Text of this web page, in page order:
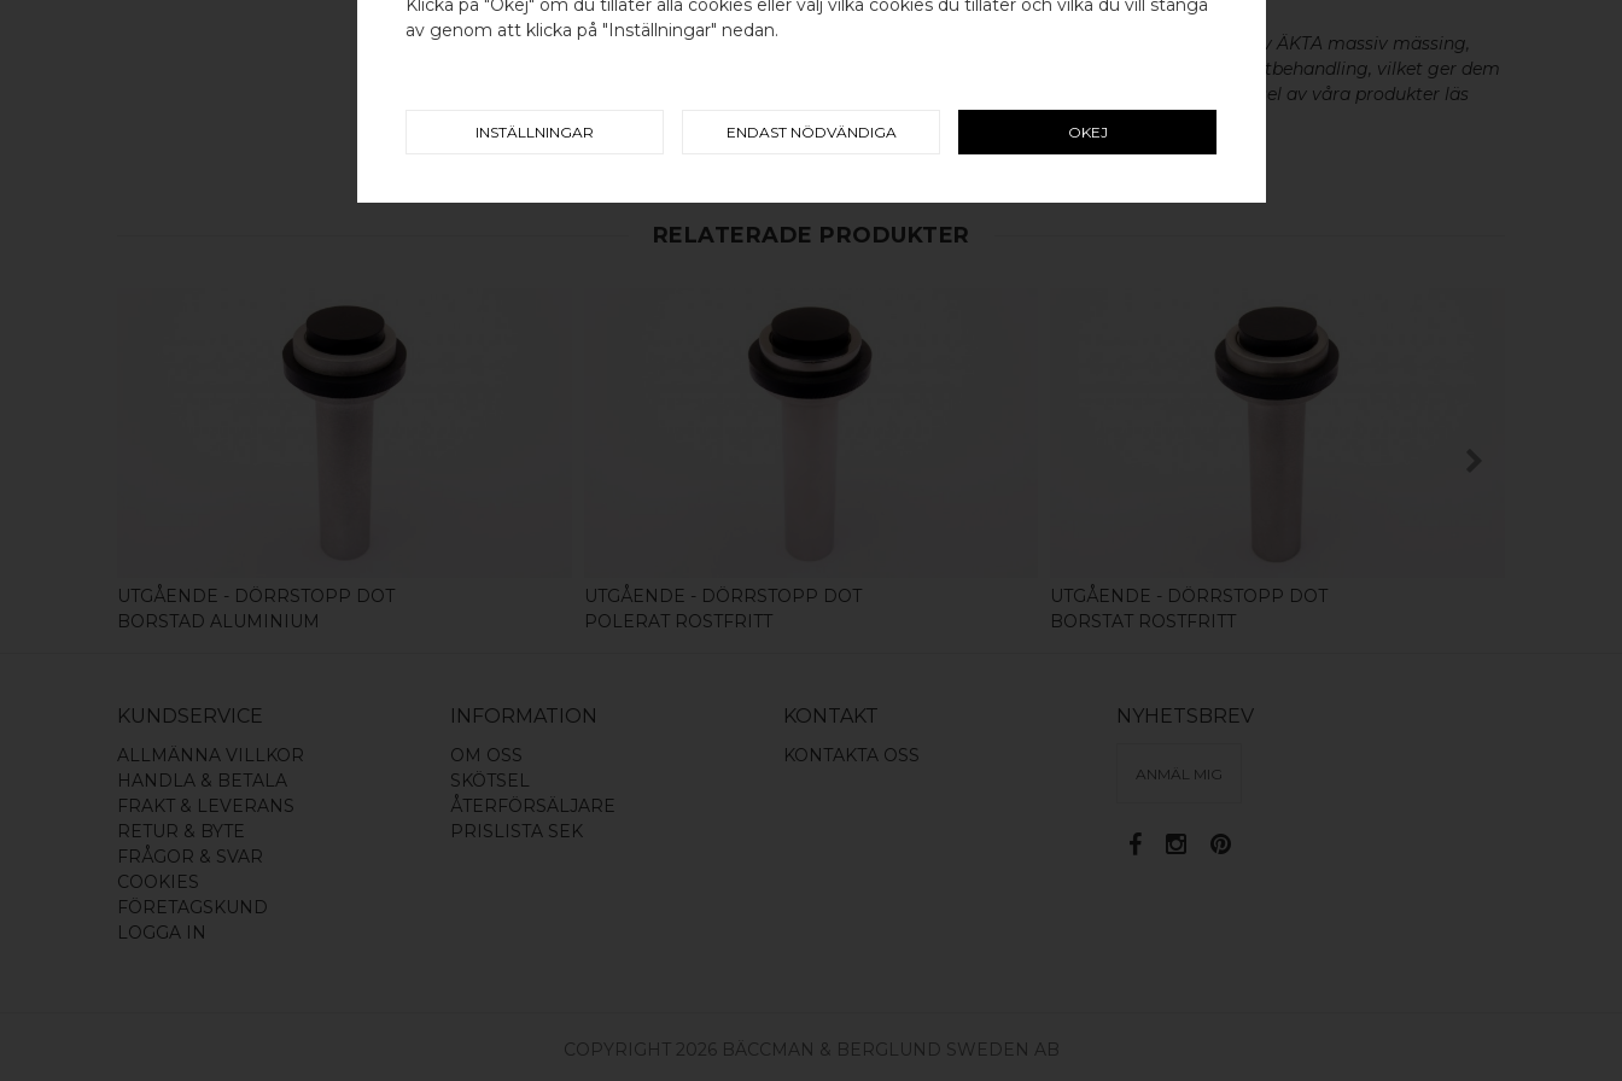
Välj land / Choose country100% ÄKTA METALL - Alla våra beslag är tillverkade av ÄKTA massiv mässing,
koppar, rostfritt stål eller aluminium utan metallisk ytbehandling, vilket ger dem
en väldigt lång livslängd och vacker patina. För skötsel av våra produkter läs
RELATERADE PRODUKTER
UTGÅENDE - DÖRRSTOPP DOT
BORSTAD ALUMINIUM
UTGÅENDE - DÖRRSTOPP DOT
POLERAT ROSTFRITT
UTGÅENDE - DÖRRSTOPP DOT
BORSTAT ROSTFRITT
KUNDSERVICE
ALLMÄNNA VILLKOR
HANDLA & BETALA
FRAKT & LEVERANS
RETUR & BYTE
FRÅGOR & SVAR
COOKIES
FÖRETAGSKUND
LOGGA IN
INFORMATION
OM OSS
SKÖTSEL
ÅTERFÖRSÄLJARE
PRISLISTA SEK
KONTAKT
KONTAKTA OSS
NYHETSBREV
ANMÄL MIG
COPYRIGHT 2026 BÄCCMAN & BERGLUND SWEDEN AB
Klicka på "Okej" om du tillåter alla cookies eller välj vilka cookies du tillåter och vilka du vill stänga
av genom att klicka på "Inställningar" nedan.
INSTÄLLNINGAR ENDAST NÖDVÄNDIGA OKEJ